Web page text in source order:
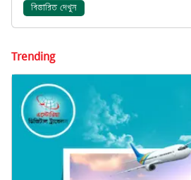
বিস্তারিত দেখুন
Trending